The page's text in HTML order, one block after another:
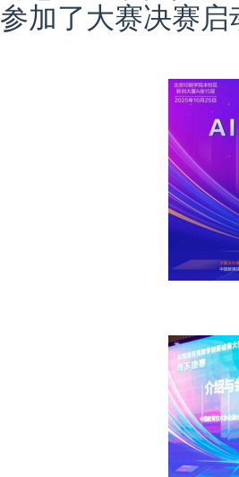
参加了大赛决赛启